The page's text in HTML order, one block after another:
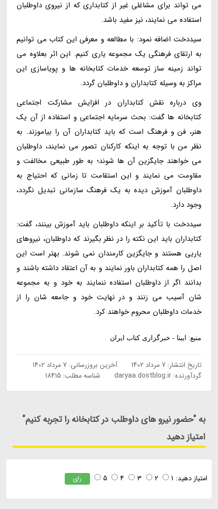
می تواند برای مشاغلی غیر از کتابداری که از نیروی داوطلبان
استفاده می نمایند، نیز مفید باشد.
سیددخت اضافه نمود: با مطالعه و معرفی این کتاب می توانیم
به ارتقای فرهنگی یک مجموعه یاری کنیم. این اثر بعلاوه می
تواند زمینه ساز توسعه خدمات کتابخانه ها و پویاسازی این
مراکز به وسیله کتابداران و داوطلبان گردد.
وی درباره نقش کتابداران در افزایش مشارکت اجتماعی
کتابخانه ها گفت: بحث سرمایه اجتماعی و استفاده از آن یک
هنر، فن و فرهنگ است که باید کتابداران آن را بیاموزند. به
نظر من با توجه به اینکه کارکنان تصور می نمایند، داوطلبان
می خواهند جایگزین آن ها شوند؛ به طور طبیعی مخالفت و
مقاومت می نمایند و این استقامت تا زمانی که احتیاج به
داوطلبان آموزش دیده به یک فرهنگ سازمانی تبدیل نگردد،
وجود دارد.
سیددخت با تأکید بر اینکه داوطلبان باید آموزش بینند، گفت:
کتابداران باید این نکته را در نظر بگیرند که داوطلبان، نیروهای
یاریی هستند و جایگزین کارمندان نمی شوند. بهتر است این
اصل را همه کتابداران باور نمایند و به آن اعتقاد داشته باشند و
بدانند اگر از داوطلبان استفاده ننمایند به خود و به مجموعه
شان آسیب می زنند و در نهایت خود و جامعه شان را از
خدمات داوطلبان محروم خواهند کرد.
منبع: ایبنا - خبرگزاری کتاب ایران
تاریخ انتشار:7 مرداد 1402 آخرین بروزرسانی:7 مرداد 1402
گردآورنده:daryaa.dostblog.ir شناسه مطلب: 18415
به "حضور نیرو های داوطلب در کتابخانه را تجربه کنیم"
امتیاز دهید
امتیاز دهید: 1
2
3
4
5 رای